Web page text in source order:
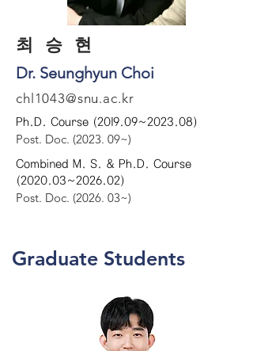
​최 승 현
Dr. Seunghyun Choi
chl1043@snu.ac.kr
Ph.D. Course (2019.09~2023.08)
Post. Doc. (2023. 09~)
Combined M. S. & Ph.D. Course
(2020.03~2026.02)
Post. Doc. (2026. 03~)
Graduate Students